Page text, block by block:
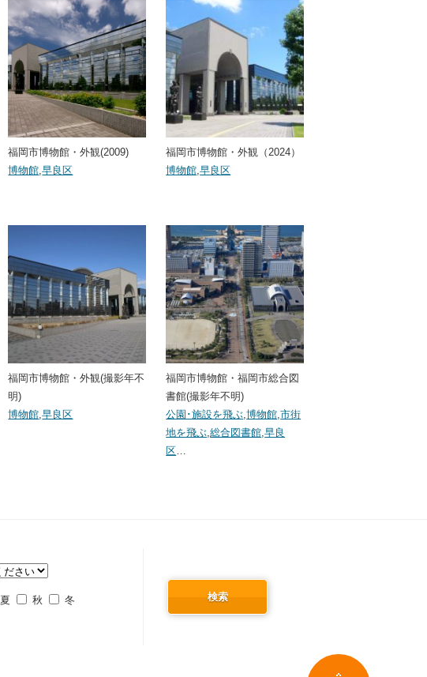
福岡市博物館・外観(2009)
博物館 ,早良区
福岡市博物館・外観（2024）
博物館 ,早良区
福岡市博物館・外観(撮影年不
明)
博物館 ,早良区
福岡市博物館・福岡市総合図
書館(撮影年不明)
公園･施設を飛ぶ ,博物館 ,市街
地を飛ぶ ,総合図書館 ,早良
区
夏 秋 冬 検索